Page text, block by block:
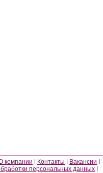
компании Контакты
Вакансии
персональных данных